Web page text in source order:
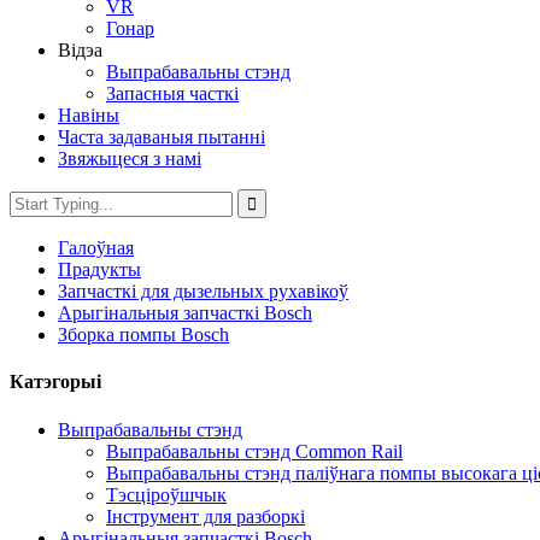
VR
Гонар
Відэа
Выпрабавальны стэнд
Запасныя часткі
Навіны
Часта задаваныя пытанні
Звяжыцеся з намі
Галоўная
Прадукты
Запчасткі для дызельных рухавікоў
Арыгінальныя запчасткі Bosch
Зборка помпы Bosch
Катэгорыі
Выпрабавальны стэнд
Выпрабавальны стэнд Common Rail
Выпрабавальны стэнд паліўнага помпы высокага
Тэсціроўшчык
Інструмент для разборкі